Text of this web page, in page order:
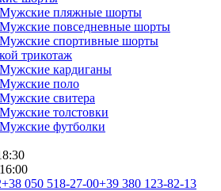
Мужские пляжные шорты
Мужские повседневные шорты
Мужские спортивные шорты
трикотаж
Мужские кардиганы
Мужские поло
Мужские свитера
Мужские толстовки
Мужские футболки
+38 050 518-27-00+39 380 123-82-13